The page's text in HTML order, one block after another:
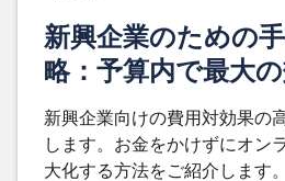
新興企業のための
略：予算内で最大
新興企業向けの費用対効果の
します。お金をかけずにオン
大化する方法をご紹介します。